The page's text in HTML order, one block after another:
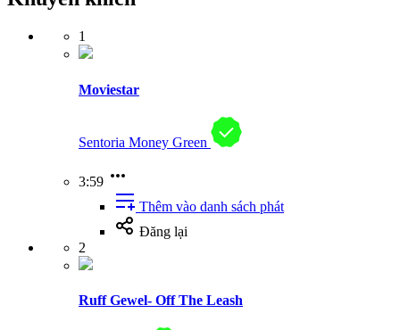
1
Moviestar
Sentoria Money Green
3:59
Thêm vào danh sách phát
Đăng lại
2
Ruff Gewel- Off The Leash